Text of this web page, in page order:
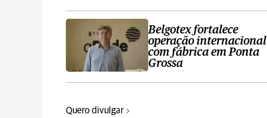
Belgotex fortalece
operação internacional
com fábrica em Ponta
Grossa
Quero divulgar